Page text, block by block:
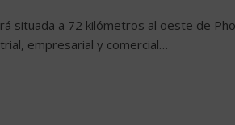
situada a 72 kilómetros al oeste de
empresarial y comercial…